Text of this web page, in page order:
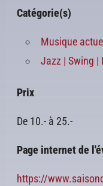
Catégorie(s)
Musique
Jazz | Swing |
Prix
De 10.- à 25.-
Page internet de
https://